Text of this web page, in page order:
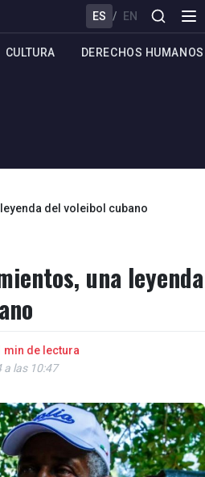
ES / EN
CULTURA DERECHOS HUMANOS
del voleibol cubano
una leyenda
min de lectura
a las 10:47